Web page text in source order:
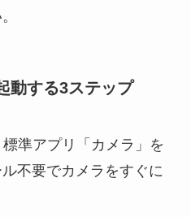
動する3ステップ
準アプリ「カメラ」を
不要でカメラをすぐに